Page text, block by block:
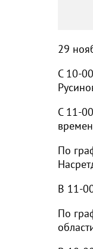
29
С 10-
С 11-
По
В 11-
По